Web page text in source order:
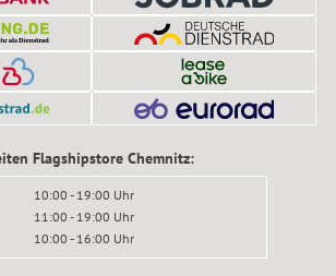
Flagshipstore Chemnitz:
10:00 - 19:00 Uhr
11:00 - 19:00 Uhr
10:00 - 16:00 Uhr